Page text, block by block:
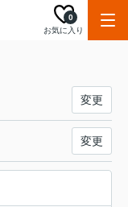
お気に入り
0
変更
変更